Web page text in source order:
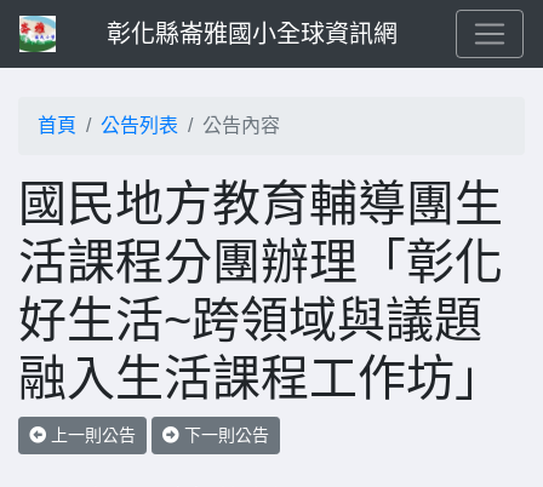
彰化縣崙雅國小全球資訊網
首頁 公告列表 公告內容
國民地方教育輔導團生
活課程分團辦理「彰化
好生活~跨領域與議題
融入生活課程工作坊」
上一則公告 下一則公告